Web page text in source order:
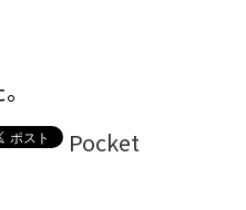
Pocket